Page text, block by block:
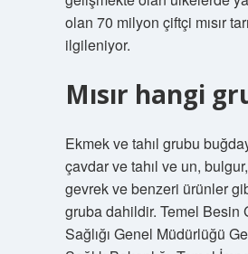
olan 70 milyon çiftçi mısır
ilgileniyor.
Mısır hangi
Ekmek ve tahıl grubu
çavdar ve tahıl ve un,
gevrek ve benzeri ürünler
gruba dahildir. Temel Besin
Sağlığı Genel Müdürlüğü